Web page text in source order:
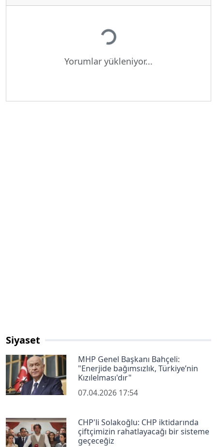
Yükleniyor...
Yorumlar yükleniyor...
Siyaset
MHP Genel Başkanı Bahçeli:
"Enerjide bağımsızlık, Türkiye’nin
Kızılelması'dır"
07.04.2026 17:54
CHP'li Solakoğlu: CHP iktidarında
çiftçimizin rahatlayacağı bir sisteme
geçeceğiz